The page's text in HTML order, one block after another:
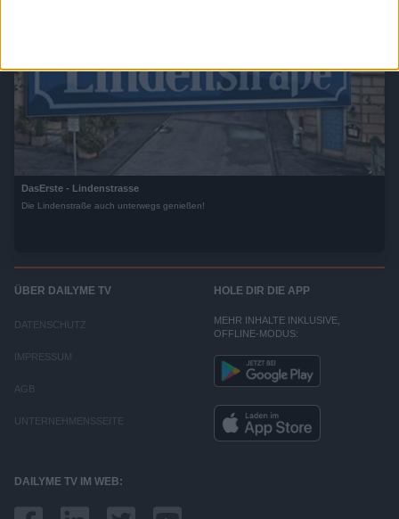
DasErste - Lindenstrasse
Die Lindenstraße auch unterwegs genießen!
ÜBER DAILYME TV
DATENSCHUTZ
IMPRESSUM
AGB
UNTERNEHMENSSEITE
HOLE DIR DIE APP
MEHR INHALTE INKLUSIVE,
OFFLINE-MODUS:
DAILYME TV IM WEB: